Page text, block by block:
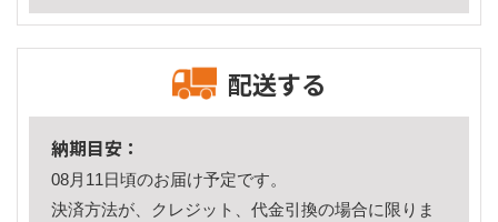
配送する
納期目安：
08月11日頃のお届け予定です。
決済方法が、クレジット、代金引換の場合に限りま